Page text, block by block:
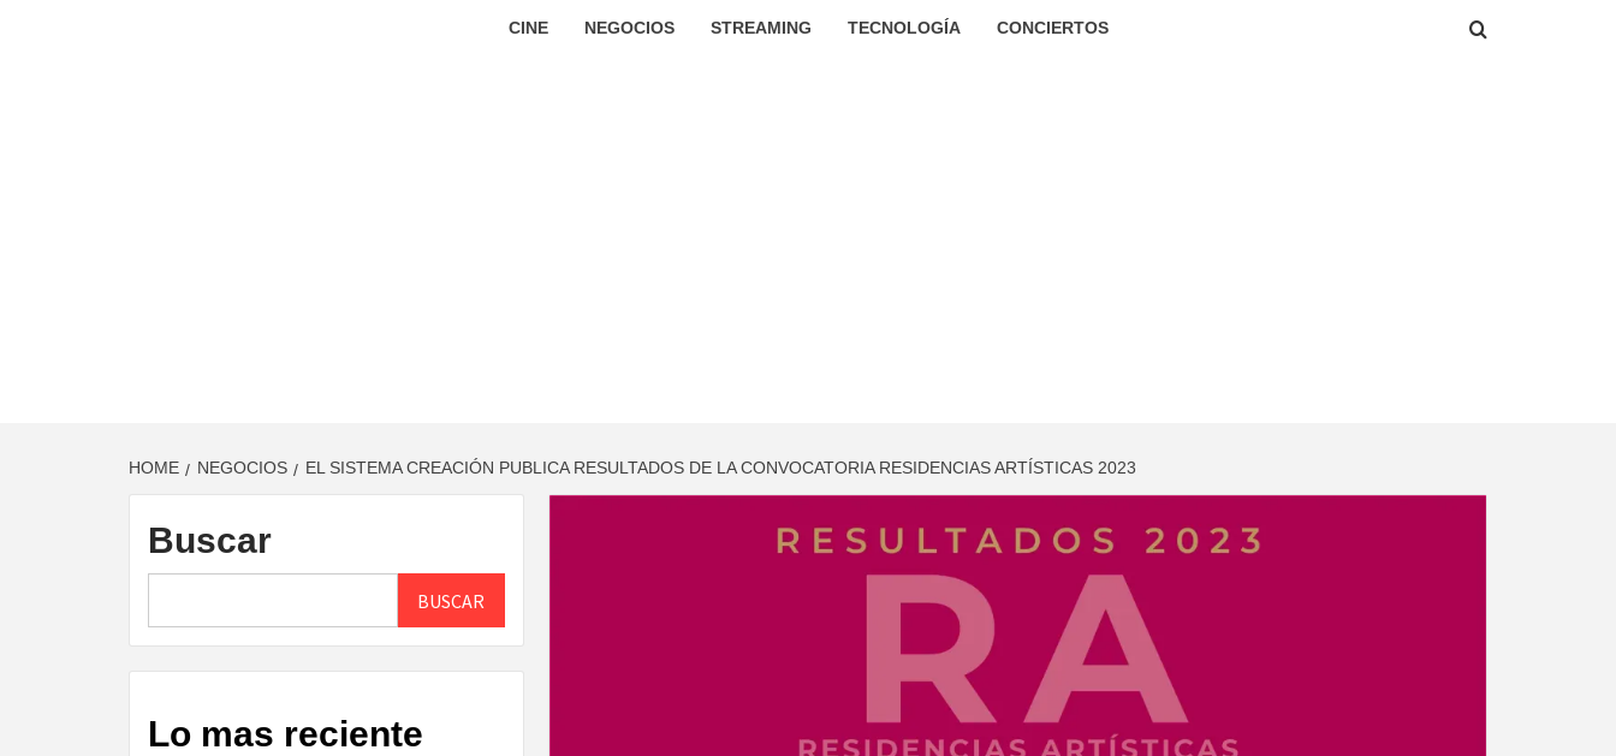
CINE NEGOCIOS STREAMING TECNOLOGÍA CONCIERTOS
HOME NEGOCIOS EL SISTEMA CREACIÓN PUBLICA RESULTADOS DE LA CONVOCATORIA RESIDENCIAS ARTÍSTICAS 2023
Buscar
BUSCAR
Lo mas reciente